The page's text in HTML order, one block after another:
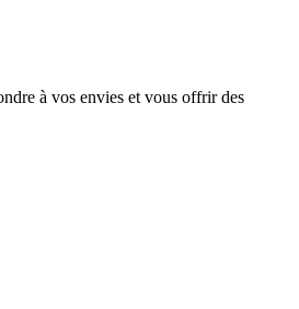
à vos envies et vous offrir des